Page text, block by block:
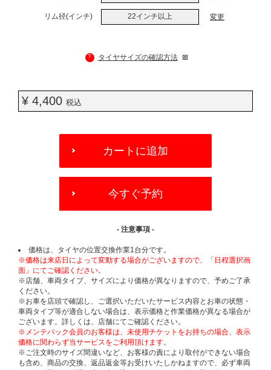
リム径(インチ) 22インチ以上 変更
? タイヤサイズの確認方法
¥ 4,400 税込
OPTIONS
カートに追加
今すぐ予約
- 注意事項 -
価格は、タイヤの位置交換作業1台分です。
※価格は来店日によって変動する場合がございますので、「日程選択画
面」にてご確認ください。
※店舗、車両タイプ、サイズにより価格が異なりますので、予めご了承
ください。
※お車を店頭で確認し、ご選択いただいたサービス内容とお車の状態・
車両タイプ等が適合しない場合は、表示価格と作業価格が異なる場合が
ございます。詳しくは、店舗にてご確認ください。
※メンテパック会員のお客様は、未使用チケットをお持ちの場合、表示
価格に関わらず当サービスをご利用頂けます。
※ご注文時のサイズ間違いなど、お客様の責により取付ができない場合
も含め、商品の交換、返品返金等お受けいたしかねますので、必ず車両